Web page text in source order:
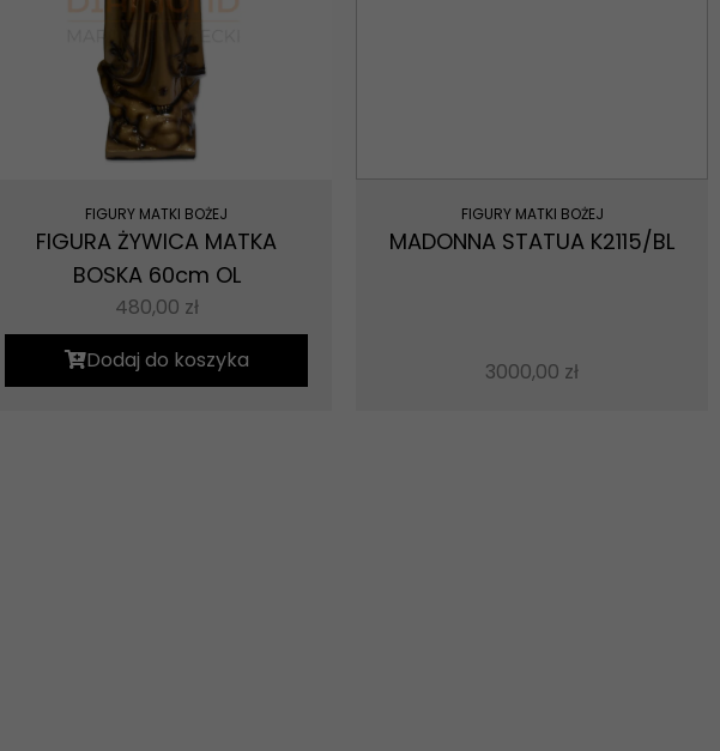
FIGURY MATKI BOŻEJ
FIGURA ŻYWICA MATKA
BOSKA 60cm OL
480,00 zł
Dodaj do koszyka
FIGURY MATKI BOŻEJ
MADONNA STATUA K2115/BL
3000,00 zł